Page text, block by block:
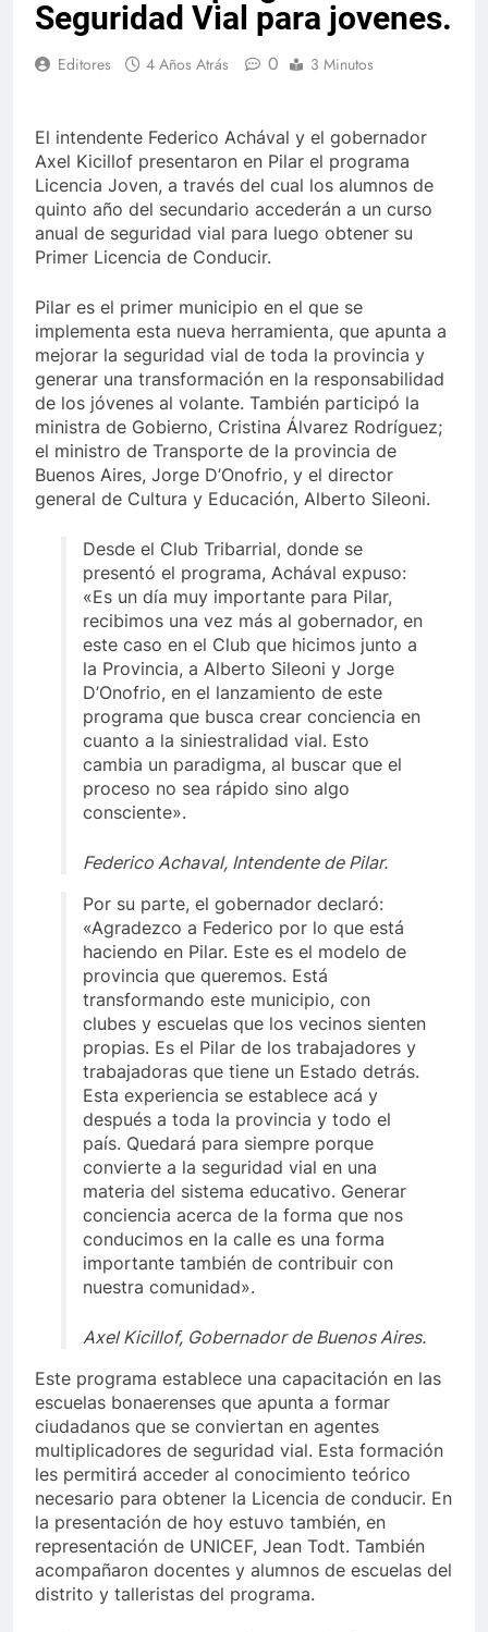
Seguridad Vial para jovenes.
Editores 4 Años Atrás 0 3 Minutos
El intendente Federico Achával y el gobernador
Axel Kicillof presentaron en Pilar el programa
Licencia Joven, a través del cual los alumnos de
quinto año del secundario accederán a un curso
anual de seguridad vial para luego obtener su
Primer Licencia de Conducir.
Pilar es el primer municipio en el que se
implementa esta nueva herramienta, que apunta a
mejorar la seguridad vial de toda la provincia y
generar una transformación en la responsabilidad
de los jóvenes al volante. También participó la
ministra de Gobierno, Cristina Álvarez Rodríguez;
el ministro de Transporte de la provincia de
Buenos Aires, Jorge D’Onofrio, y el director
general de Cultura y Educación, Alberto Sileoni.
Desde el Club Tribarrial, donde se
presentó el programa, Achával expuso:
«Es un día muy importante para Pilar,
recibimos una vez más al gobernador, en
este caso en el Club que hicimos junto a
la Provincia, a Alberto Sileoni y Jorge
D’Onofrio, en el lanzamiento de este
programa que busca crear conciencia en
cuanto a la siniestralidad vial. Esto
cambia un paradigma, al buscar que el
proceso no sea rápido sino algo
consciente».
Federico Achaval, Intendente de Pilar.
Por su parte, el gobernador declaró:
«Agradezco a Federico por lo que está
haciendo en Pilar. Este es el modelo de
provincia que queremos. Está
transformando este municipio, con
clubes y escuelas que los vecinos sienten
propias. Es el Pilar de los trabajadores y
trabajadoras que tiene un Estado detrás.
Esta experiencia se establece acá y
después a toda la provincia y todo el
país. Quedará para siempre porque
convierte a la seguridad vial en una
materia del sistema educativo. Generar
conciencia acerca de la forma que nos
conducimos en la calle es una forma
importante también de contribuir con
nuestra comunidad».
Axel Kicillof, Gobernador de Buenos Aires.
Este programa establece una capacitación en las
escuelas bonaerenses que apunta a formar
ciudadanos que se conviertan en agentes
multiplicadores de seguridad vial. Esta formación
les permitirá acceder al conocimiento teórico
necesario para obtener la Licencia de conducir. En
la presentación de hoy estuvo también, en
representación de UNICEF, Jean Todt. También
acompañaron docentes y alumnos de escuelas del
distrito y talleristas del programa.